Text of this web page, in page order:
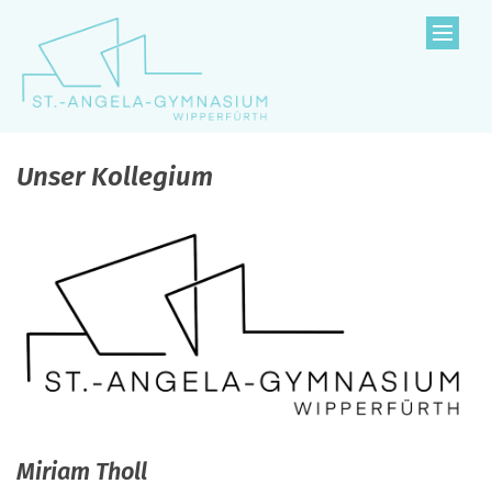
Zum Inhalt springen
Unser Kollegium
Miriam Tholl